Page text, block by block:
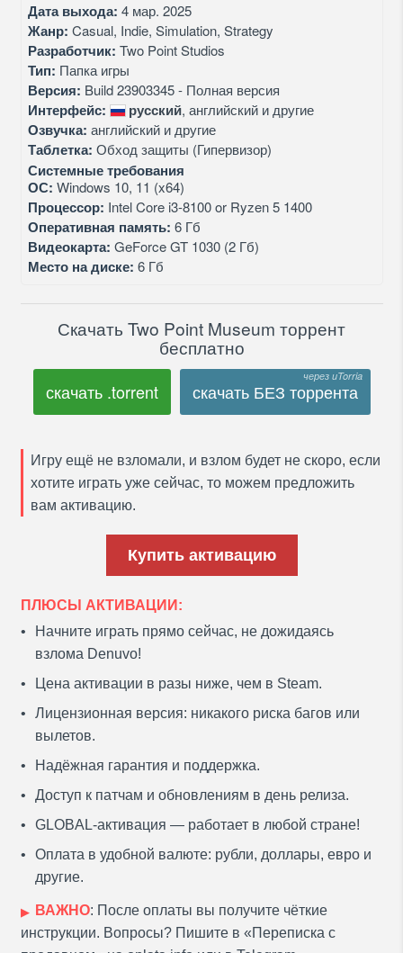
Дата выхода: 4 мар. 2025
Жанр: Casual, Indie, Simulation, Strategy
Разработчик: Two Point Studios
Тип: Папка игры
Версия: Build 23903345 - Полная версия
Интерфейс: русский, английский и другие
Озвучка: английский и другие
Таблетка: Обход защиты (Гипервизор)
Системные требования
ОС: Windows 10, 11 (x64)
Процессор: Intel Core i3-8100 or Ryzen 5 1400
Оперативная память: 6 Гб
Видеокарта: GeForce GT 1030 (2 Гб)
Место на диске: 6 Гб
Скачать Two Point Museum торрент
бесплатно
скачать .torrent скачать БЕЗ торрента
Игру ещё не взломали, и взлом будет не скоро, если
хотите играть уже сейчас, то можем предложить
вам активацию.
Купить активацию
ПЛЮСЫ АКТИВАЦИИ:
Начните играть прямо сейчас, не дожидаясь
взлома Denuvo!
Цена активации в разы ниже, чем в Steam.
Лицензионная версия: никакого риска багов или
вылетов.
Надёжная гарантия и поддержка.
Доступ к патчам и обновлениям в день релиза.
GLOBAL-активация — работает в любой стране!
Оплата в удобной валюте: рубли, доллары, евро и
другие.
ВАЖНО: После оплаты вы получите чёткие
инструкции. Вопросы? Пишите в «Переписка с